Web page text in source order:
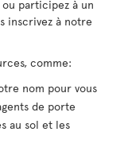
participez à un
inscrivez à notre
comme:
nom pour vous
de porte
au sol et les